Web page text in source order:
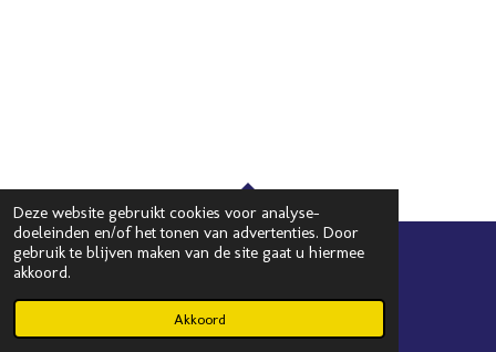
Deze website gebruikt cookies voor analyse-
doeleinden en/of het tonen van advertenties. Door
gebruik te blijven maken van de site gaat u hiermee
akkoord.
Akkoord
TOP